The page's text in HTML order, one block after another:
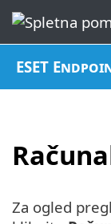
ESET
Za ogled